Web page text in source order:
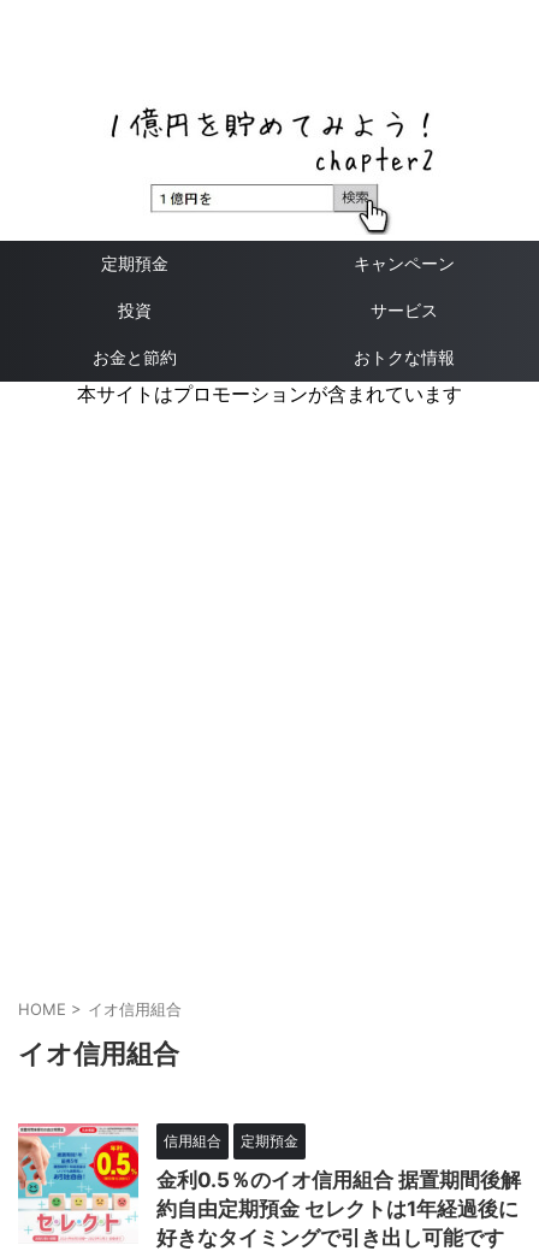
定期預金 キャンペーン
投資 サービス
お金と節約 おトクな情報
本サイトはプロモーションが含まれています
HOME > イオ信用組合
イオ信用組合
信用組合 定期預金
金利0.5％のイオ信用組合 据置期間後解
約自由定期預金 セレクトは1年経過後に
好きなタイミングで引き出し可能です